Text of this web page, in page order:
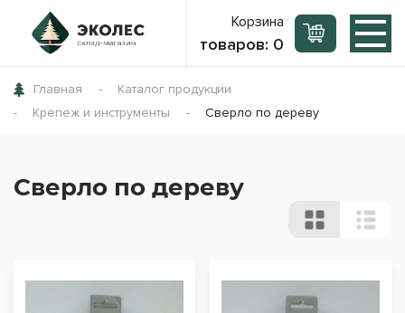
Корзина
товаров: 0
Главная
Каталог продукции
Крепеж и инструменты
Сверло по дереву
Сверло по дереву